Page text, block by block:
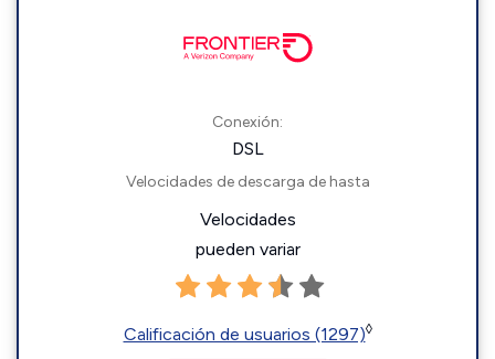
Conexión:
DSL
Velocidades de descarga de hasta
Velocidades
pueden variar
Calificación de usuarios (1297)◊